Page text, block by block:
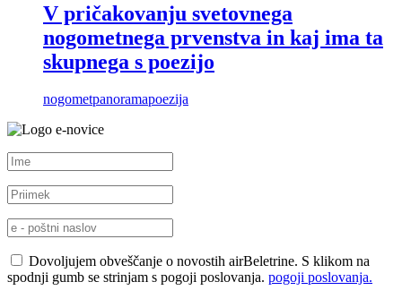
V pričakovanju svetovnega
nogometnega prvenstva in kaj ima ta
skupnega s poezijo
nogometpanoramapoezija
e-novice
Dovoljujem obveščanje o novostih airBeletrine. S klikom na
spodnji gumb se strinjam s pogoji poslovanja. pogoji poslovanja.